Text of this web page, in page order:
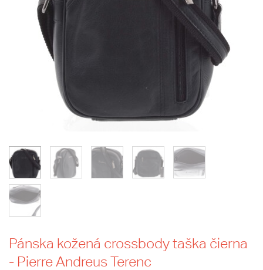
Pánska kožená crossbody taška čierna
- Pierre Andreus Terenc